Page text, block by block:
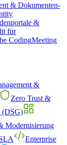
BlogKontakt
💬
1
& Dokumenten­
&
für
CodingMeeting
&
Zero Trust &
(DSG)
Modernisierung
Enterprise